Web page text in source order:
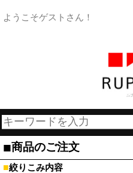
ようこそゲストさん！
■商品のご注文
■絞りこみ内容